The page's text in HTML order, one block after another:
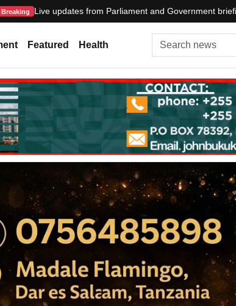
Breaking Live updates from Parliament and Government
Featured Health Search news